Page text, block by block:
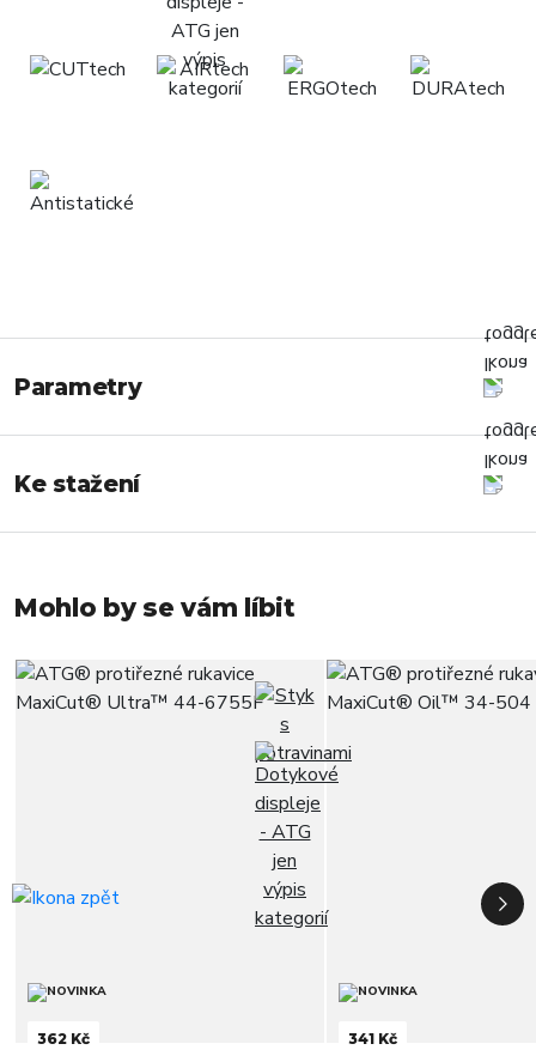
Parametry
Ke stažení
Mohlo by se vám líbit
362 Kč 341 Kč